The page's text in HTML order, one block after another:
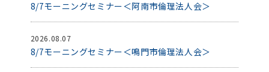
8/7モーニングセミナー＜阿南市倫理法人会＞
2026.08.07
8/7モーニングセミナー＜鳴門市倫理法人会＞